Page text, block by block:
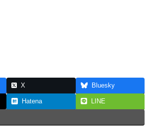
X Bluesky
Hatena LINE